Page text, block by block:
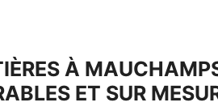
À
ET SUR